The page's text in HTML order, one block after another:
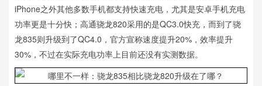
iPhone之外其他多数手机都支持快速充电，尤其是安卓手机充电
功率更是十分快；高通骁龙820采用的是QC3.0快充，而到了骁
龙835则升级到了QC4.0，官方宣称速度提升20%，效率提升
30%，不过在实际充电功率上目前还没有实测数据。